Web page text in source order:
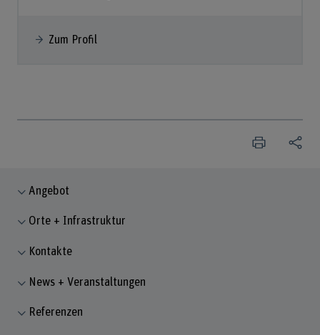
Zum Profil
Angebot
Orte + Infrastruktur
Kontakte
News + Veranstaltungen
Referenzen